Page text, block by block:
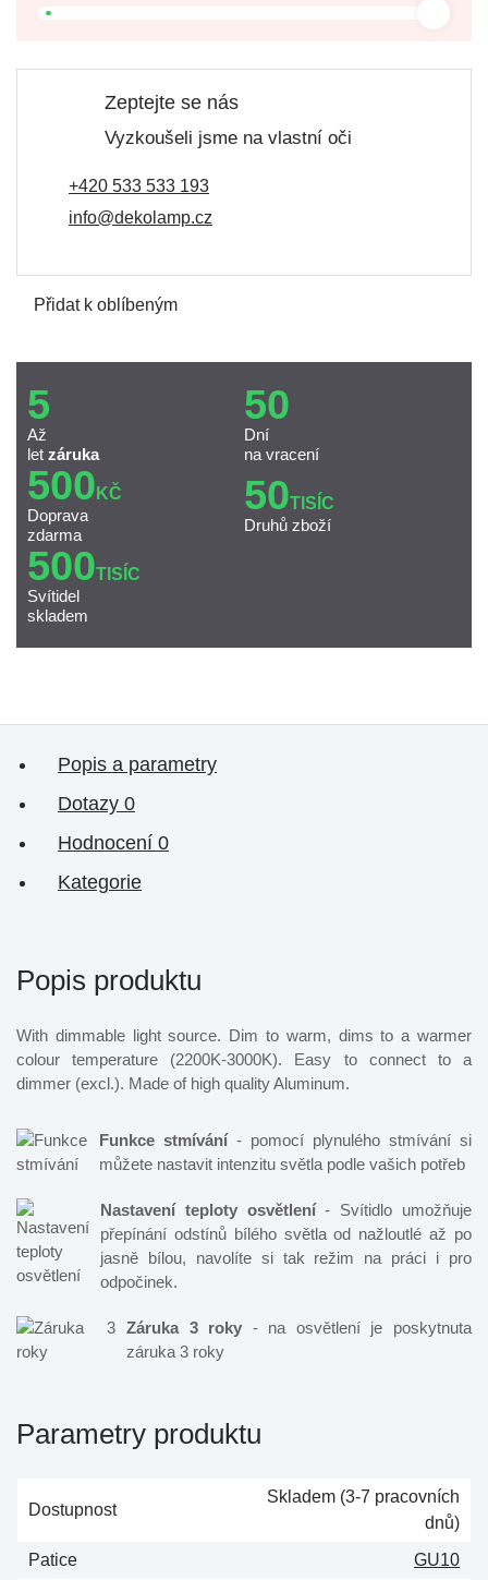
Zeptejte se nás
Vyzkoušeli jsme na vlastní oči
+420 533 533 193
info@dekolamp.cz
Přidat k oblíbeným
5
Až
let záruka
50
Dní
na vracení
500 KČ
Doprava
zdarma
50TISÍC
Druhů zboží
500TISÍC
Svítidel
skladem
Popis a parametry
Dotazy 0
Hodnocení 0
Kategorie
Popis produktu
With dimmable light source. Dim to warm, dims to a warmer
colour temperature (2200K-3000K). Easy to connect to a
dimmer (excl.). Made of high quality Aluminum.
Funkce stmívání- pomocí plynulého stmívání si
můžete nastavit intenzitu světla podle vašich potřeb
Nastavení teploty osvětlení- Svítidlo umožňuje
přepínání odstínů bílého světla od nažloutlé až po
jasně bílou, navolíte si tak režim na práci i pro
odpočinek.
Záruka 3 roky - na osvětlení je poskytnuta
záruka 3 roky
Parametry produktu
Dostupnost
Skladem (3-7 pracovních
dnů)
Patice
GU10